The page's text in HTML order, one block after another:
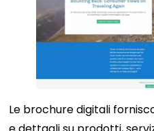
Le brochure digitali